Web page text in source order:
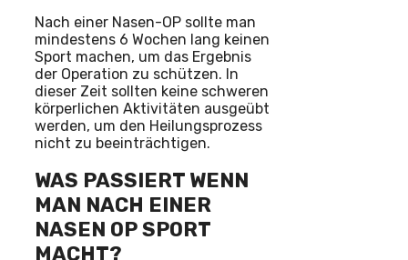
Nach einer Nasen-OP sollte man
mindestens 6 Wochen lang keinen
Sport machen, um das Ergebnis
der Operation zu schützen. In
dieser Zeit sollten keine schweren
körperlichen Aktivitäten ausgeübt
werden, um den Heilungsprozess
nicht zu beeinträchtigen.
WAS PASSIERT WENN
MAN NACH EINER
NASEN OP SPORT
MACHT?